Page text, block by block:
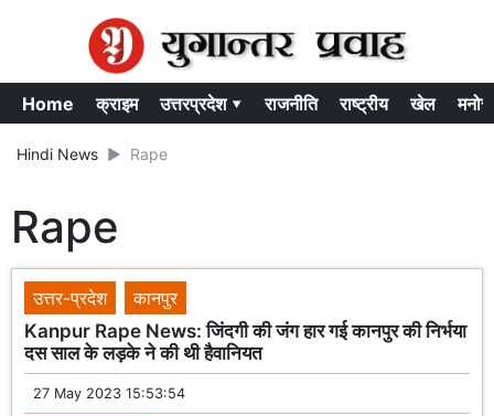
Home क्राइम उत्तरप्रदेश ▾ राजनीति राष्ट्रीय खेल
Hindi News Rape
Rape
उत्तर-प्रदेश
कानपुर
Kanpur Rape News: जिंदगी की जंग हार गई कानपुर की निर्भया
दस साल के लड़के ने की थी हैवानियत
27 May 2023 15:53:54